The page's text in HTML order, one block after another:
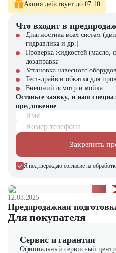
Собственный сервисный центр
Оригинальные запчасти в
Sitrak C7H 8×4 – когда важны
Акция действует до 07.10
Что входит в
Диагностика всех систем
гидравлика и др.)
Проверка жидкостей (масло,
дозаправка
Установка навесного
Тест-драйв и обкатка для
Внешний осмотр и мойка
Оставьте заявку, и наш
предложение
Имя
Номер телефона
Закрепить
Я подтверждаю согласие на
12.03.2025
Предпродажная
Для покупателя
Сервис и гарантия
Официальный сервисный центр